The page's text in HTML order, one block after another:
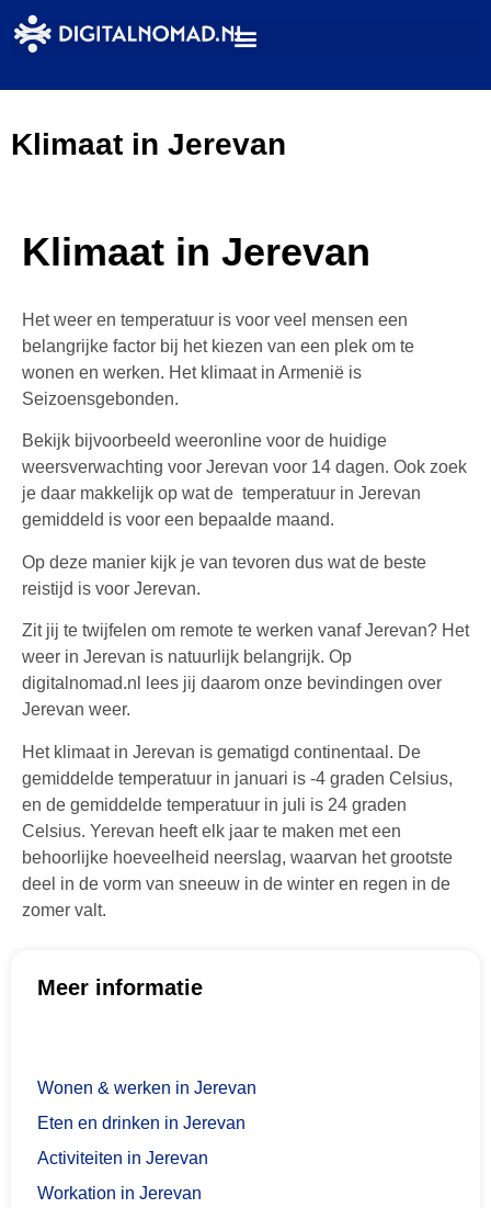
Klimaat in Jerevan
Klimaat in Jerevan
Het weer en temperatuur is voor veel mensen een
belangrijke factor bij het kiezen van een plek om te
wonen en werken. Het klimaat in Armenië is
Seizoensgebonden.
Bekijk bijvoorbeeld weeronline voor de huidige
weersverwachting voor Jerevan voor 14 dagen. Ook zoek
je daar makkelijk op wat de temperatuur in Jerevan
gemiddeld is voor een bepaalde maand.
Op deze manier kijk je van tevoren dus wat de beste
reistijd is voor Jerevan.
Zit jij te twijfelen om remote te werken vanaf Jerevan? Het
weer in Jerevan is natuurlijk belangrijk. Op
digitalnomad.nl lees jij daarom onze bevindingen over
Jerevan weer.
Het klimaat in Jerevan is gematigd continentaal. De
gemiddelde temperatuur in januari is -4 graden Celsius,
en de gemiddelde temperatuur in juli is 24 graden
Celsius. Yerevan heeft elk jaar te maken met een
behoorlijke hoeveelheid neerslag, waarvan het grootste
deel in de vorm van sneeuw in de winter en regen in de
zomer valt.
Meer informatie
Wonen & werken in Jerevan
Eten en drinken in Jerevan
Activiteiten in Jerevan
Workation in Jerevan